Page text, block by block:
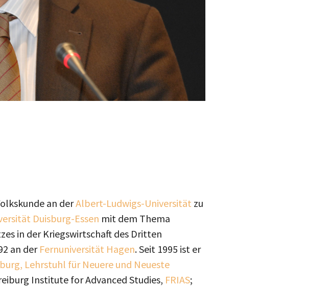
an derAlbert-Ludwigs-Universität zu
Duisburg-Essen mit dem Thema
in der Kriegswirtschaft des Dritten
an der Fernuniversität Hagen. Seit 1995 ist er
Lehrstuhl für Neuere und Neueste
Institute for Advanced Studies, FRIAS;